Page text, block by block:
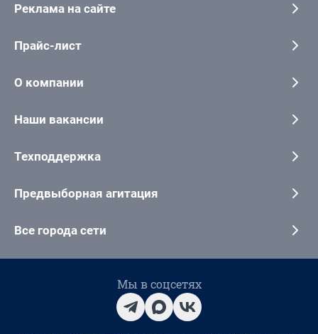
Реклама на сайте
Прайс-лист
О компании
Наши вакансии
Техподдержка
Предвыборная агитация
Все города сети
Мы в соцсетях